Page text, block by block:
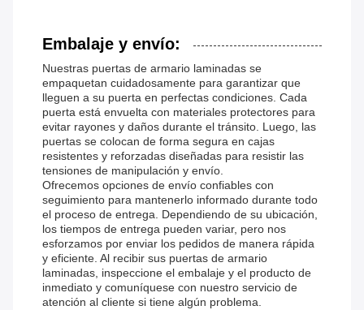
Embalaje y envío:
Nuestras puertas de armario laminadas se
empaquetan cuidadosamente para garantizar que
lleguen a su puerta en perfectas condiciones. Cada
puerta está envuelta con materiales protectores para
evitar rayones y daños durante el tránsito. Luego, las
puertas se colocan de forma segura en cajas
resistentes y reforzadas diseñadas para resistir las
tensiones de manipulación y envío.
Ofrecemos opciones de envío confiables con
seguimiento para mantenerlo informado durante todo
el proceso de entrega. Dependiendo de su ubicación,
los tiempos de entrega pueden variar, pero nos
esforzamos por enviar los pedidos de manera rápida
y eficiente. Al recibir sus puertas de armario
laminadas, inspeccione el embalaje y el producto de
inmediato y comuníquese con nuestro servicio de
atención al cliente si tiene algún problema.